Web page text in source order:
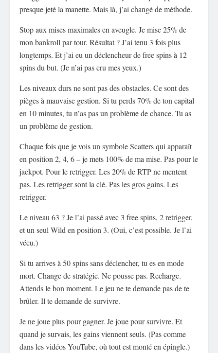
presque jeté la manette. Mais là, j’ai changé de méthode.
Stop aux mises maximales en aveugle. Je mise 25% de
mon bankroll par tour. Résultat ? J’ai tenu 3 fois plus
longtemps. Et j’ai eu un déclencheur de free spins à 12
spins du but. (Je n’ai pas cru mes yeux.)
Les niveaux durs ne sont pas des obstacles. Ce sont des
pièges à mauvaise gestion. Si tu perds 70% de ton capital
en 10 minutes, tu n’as pas un problème de chance. Tu as
un problème de gestion.
Chaque fois que je vois un symbole Scatters qui apparaît
en position 2, 4, 6 – je mets 100% de ma mise. Pas pour le
jackpot. Pour le retrigger. Les 20% de RTP ne mentent
pas. Les retrigger sont la clé. Pas les gros gains. Les
retrigger.
Le niveau 63 ? Je l’ai passé avec 3 free spins, 2 retrigger,
et un seul Wild en position 3. (Oui, c’est possible. Je l’ai
vécu.)
Si tu arrives à 50 spins sans déclencher, tu es en mode
mort. Change de stratégie. Ne pousse pas. Recharge.
Attends le bon moment. Le jeu ne te demande pas de te
brûler. Il te demande de survivre.
Je ne joue plus pour gagner. Je joue pour survivre. Et
quand je survais, les gains viennent seuls. (Pas comme
dans les vidéos YouTube, où tout est monté en épingle.)